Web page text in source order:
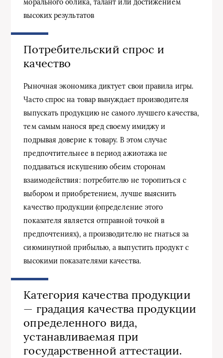
морального облика, талант или достижением
высоких результатов
Потребительский спрос и
качество
Рыночная экономика диктует свои правила игры.
Часто спрос на товар вынуждает производителя
выпускать продукцию не самого лучшего качества,
тем самым нанося вред своему имиджу и
подрывая доверие к товару. В этом случае
предпочтительнее в период ажиотажа не
поддаваться искушению обеим сторонам
взаимодействия: потребителю не торопиться с
выбором и приобретением, лучше выяснить
качество продукции (определение этого
показателя является отправной точкой в
предпочтениях), а производителю не гнаться за
сиюминутной прибылью, а выпустить продукт с
высокими показателями качества.
Категория качества продукции
— градация качества продукции
определенного вида,
устанавливаемая при
государственной аттестации.